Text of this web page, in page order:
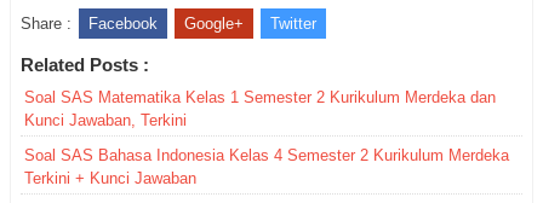
Share : Facebook Google+ Twitter
Related Posts :
Soal SAS Matematika Kelas 1 Semester 2 Kurikulum Merdeka dan
Kunci Jawaban, Terkini
Soal SAS Bahasa Indonesia Kelas 4 Semester 2 Kurikulum Merdeka
Terkini + Kunci Jawaban